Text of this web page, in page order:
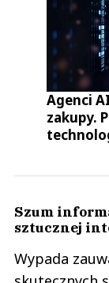
Agenci
zakupy.
Szum
sztucznej
Wypada